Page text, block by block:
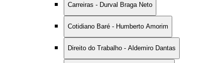
Carreiras - Durval Braga Neto
Cotidiano Baré - Humberto Amorim
Direito do Trabalho - Aldemiro Dantas